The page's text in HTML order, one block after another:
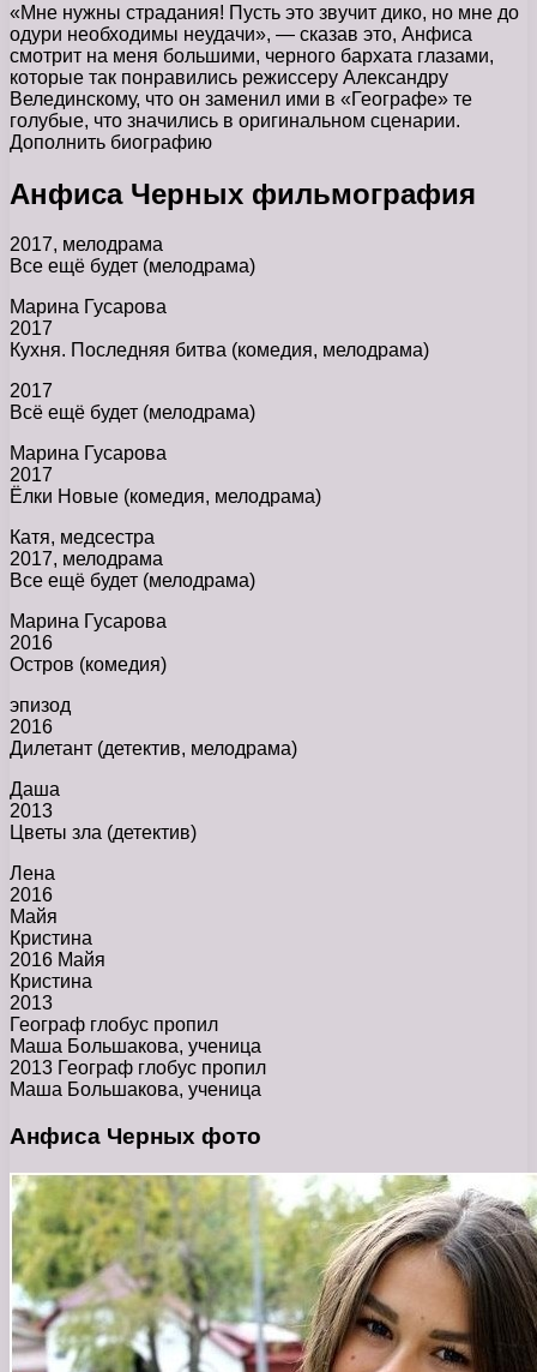
«Мне нужны страдания! Пусть это звучит дико, но мне до
одури необходимы неудачи», — сказав это, Анфиса
смотрит на меня большими, черного бархата глазами,
которые так понравились режиссеру Александру
Велединскому, что он заменил ими в «Географе» те
голубые, что значились в оригинальном сценарии.
Дополнить биографию
Анфиса Черных фильмография
2017, мелодрама
Все ещё будет (мелодрама)
Марина Гусарова
2017
Кухня. Последняя битва (комедия, мелодрама)
2017
Всё ещё будет (мелодрама)
Марина Гусарова
2017
Ёлки Новые (комедия, мелодрама)
Катя, медсестра
2017, мелодрама
Все ещё будет (мелодрама)
Марина Гусарова
2016
Остров (комедия)
эпизод
2016
Дилетант (детектив, мелодрама)
Даша
2013
Цветы зла (детектив)
Лена
2016
Майя
Кристина
2016 Майя
Кристина
2013
Географ глобус пропил
Маша Большакова, ученица
2013 Географ глобус пропил
Маша Большакова, ученица
Анфиса Черных фото